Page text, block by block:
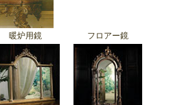
暖炉用鏡 フロアー鏡